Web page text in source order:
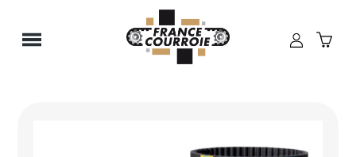
Panneau de gestion des cookies